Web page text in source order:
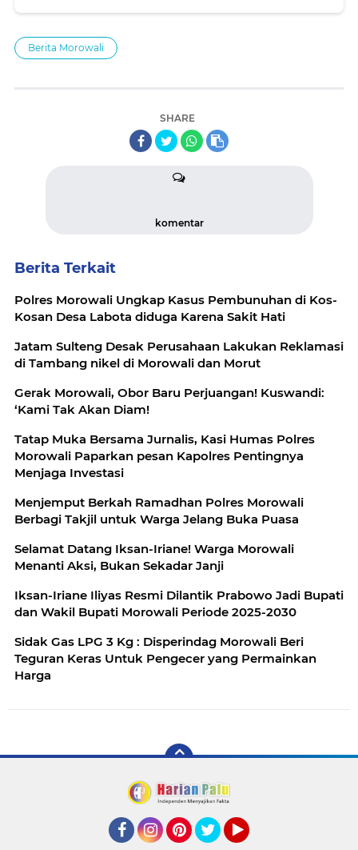
Berita Morowali
SHARE
komentar
Berita Terkait
Polres Morowali Ungkap Kasus Pembunuhan di Kos-
Kosan Desa Labota diduga Karena Sakit Hati
Jatam Sulteng Desak Perusahaan Lakukan Reklamasi
di Tambang nikel di Morowali dan Morut
Gerak Morowali, Obor Baru Perjuangan! Kuswandi:
‘Kami Tak Akan Diam!
Tatap Muka Bersama Jurnalis, Kasi Humas Polres
Morowali Paparkan pesan Kapolres Pentingnya
Menjaga Investasi
Menjemput Berkah Ramadhan Polres Morowali
Berbagi Takjil untuk Warga Jelang Buka Puasa
Selamat Datang Iksan-Iriane! Warga Morowali
Menanti Aksi, Bukan Sekadar Janji
Iksan-Iriane Iliyas Resmi Dilantik Prabowo Jadi Bupati
dan Wakil Bupati Morowali Periode 2025-2030
Sidak Gas LPG 3 Kg : Disperindag Morowali Beri
Teguran Keras Untuk Pengecer yang Permainkan
Harga